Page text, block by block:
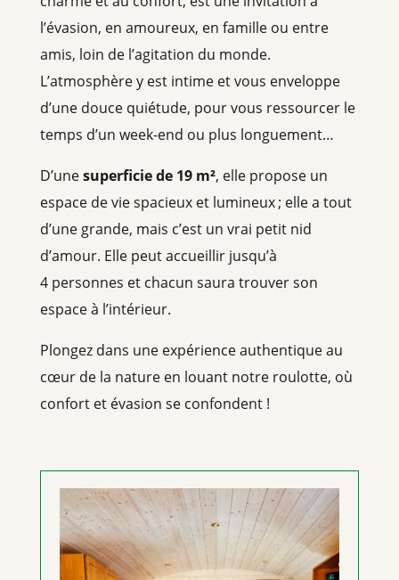
l’évasion, en amoureux, en famille ou entre
amis, loin de l’agitation du monde.
L’atmosphère y est intime et vous enveloppe
d’une douce quiétude, pour vous ressourcer le
temps d’un week-end ou plus longuement…
D’unesuperficie de 19 m², elle propose un
espace de vie spacieux et lumineux ; elle a tout
d’une grande, mais c’est un vrai petit nid
d’amour. Elle peut accueillir jusqu’à
4 personnes et chacun saura trouver son
espace à l’intérieur.
Plongez dans une expérience authentique au
cœur de la nature en louant notre roulotte, où
confort et évasion se confondent !